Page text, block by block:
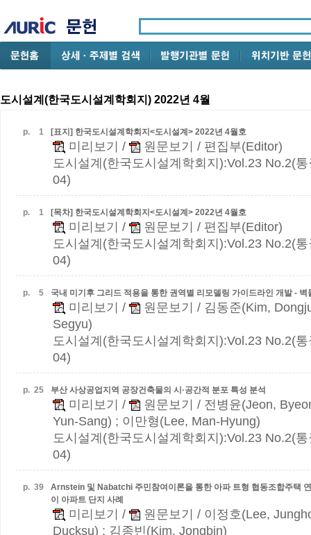
도시설계(한국도시설계학회지) 2022년 4월
p. 1 [표지] 한국도시설계학회지<도시설계> 2022년 4월호
미리보기 / 원문보기
/ 편집부(Editor)
도시설계(한국도시설계학회지):Vol.23 No.2(
04)
p. 1 [목차] 한국도시설계학회지<도시설계> 2022년 4월호
미리보기 / 원문보기
/ 편집부(Editor)
도시설계(한국도시설계학회지):Vol.23 No.2(
04)
p. 5 국내 미기후 그리드 적용을 통한 권역별 리모델링 가이드라인 개발 -
미리보기 / 원문보기
/ 김동준(Kim,
Segyu)
도시설계(한국도시설계학회지):Vol.23 No.2(
04)
p. 25 부산 사상공업지역 공장건축물의 시·공간적 분포 특성 분석
미리보기 / 원문보기
/ 전병윤(Jeon,
Yun-Sang) ; 이만형(Lee, Man-Hyung)
도시설계(한국도시설계학회지):Vol.23 No.2(
04)
p. 39
Arnstein 및 Nabatchi 주민참여이론을 통한 아파 트형 협동조합주택
이 아파트 단지 사례
미리보기 / 원문보기
/ 이정호(Lee,
Ducksu) ; 김종빈(Kim, Jongbin)